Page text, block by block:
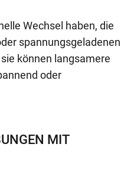
Wechsel haben, die
spannungsgeladenen
können langsamere
oder
MIT